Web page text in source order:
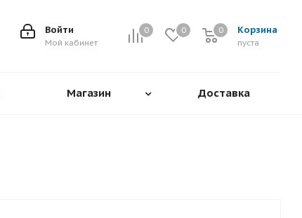
0 0 Корзина
0
пуста
0
Войти
Мой кабинет
Магазин Доставка